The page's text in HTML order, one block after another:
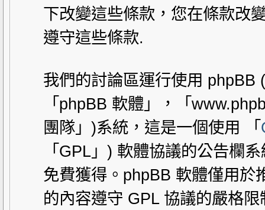
下改變這些條款，您在條款改
遵守這些條款.
我們的討論區運行使用 phpBB
「phpBB 軟體」，「
團隊」)系統，這是一個使用 「
「GPL」) 軟體協議的公告欄
免費獲得。phpBB 軟體僅用於
的內容遵守 GPL 協議的嚴格